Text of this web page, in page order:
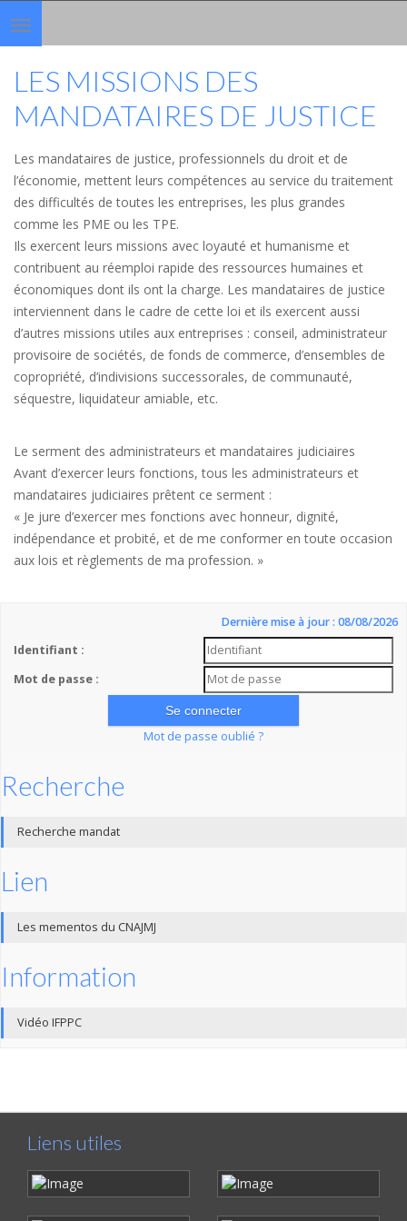
Toggle
navigation
LES MISSIONS DES
MANDATAIRES DE JUSTICE
Les mandataires de justice, professionnels du droit et de
l’économie, mettent leurs compétences au service du traitement
des difficultés de toutes les entreprises, les plus grandes
comme les PME ou les TPE.
Ils exercent leurs missions avec loyauté et humanisme et
contribuent au réemploi rapide des ressources humaines et
économiques dont ils ont la charge. Les mandataires de justice
interviennent dans le cadre de cette loi et ils exercent aussi
d’autres missions utiles aux entreprises : conseil, administrateur
provisoire de sociétés, de fonds de commerce, d’ensembles de
copropriété, d’indivisions successorales, de communauté,
séquestre, liquidateur amiable, etc.
Le serment des administrateurs et mandataires judiciaires
Avant d’exercer leurs fonctions, tous les administrateurs et
mandataires judiciaires prêtent ce serment :
« Je jure d’exercer mes fonctions avec honneur, dignité,
indépendance et probité, et de me conformer en toute occasion
aux lois et règlements de ma profession. »
Dernière mise à jour : 08/08/2026
Identifiant :
Mot de passe :
Mot de passe oublié ?
Recherche
Recherche mandat
Lien
Les mementos du CNAJMJ
Information
Vidéo IFPPC
Liens utiles